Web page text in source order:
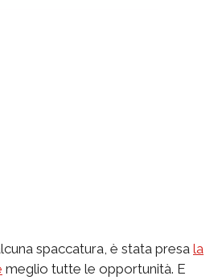
spaccatura, è stata presa la
meglio tutte le opportunità. E